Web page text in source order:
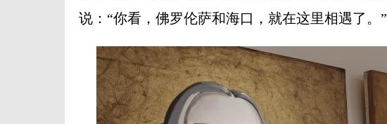
说：“你看，佛罗伦萨和海口，就在这里相遇了。”